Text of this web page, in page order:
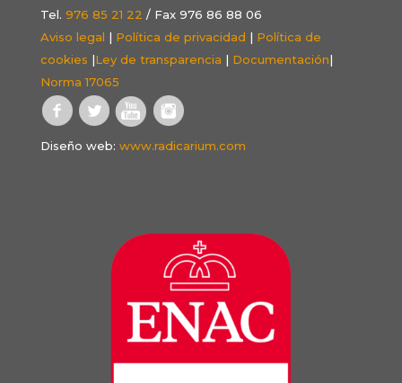
Tel. 976 85 21 22 / Fax 976 86 88 06
Aviso legal | Política de privacidad | Política de
cookies |Ley de transparencia | Documentación|
Norma 17065
Diseño web: www.radicarium.com